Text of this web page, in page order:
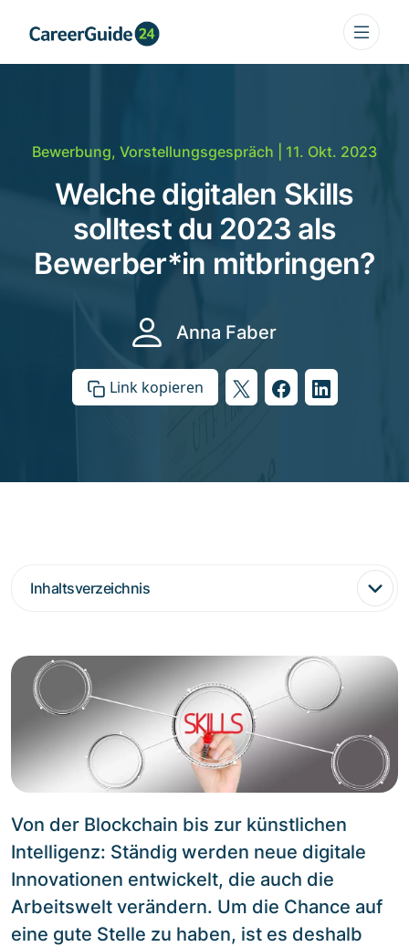
Bewerbung, Vorstellungsgespräch | 11. Okt. 2023
Welche digitalen Skills
solltest du 2023 als
Bewerber*in mitbringen?
Anna Faber
Link kopieren
Inhaltsverzeichnis
Von der Blockchain bis zur künstlichen
Intelligenz: Ständig werden neue digitale
Innovationen entwickelt, die auch die
Arbeitswelt verändern. Um die Chance auf
eine gute Stelle zu haben, ist es deshalb